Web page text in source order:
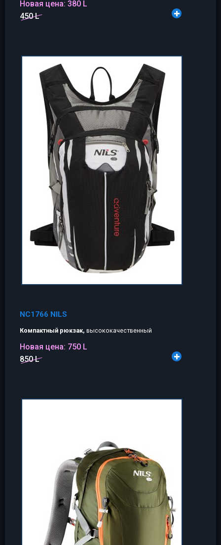
Новая цена: 380 L
450 L
NC1766 NILS
Компактный рюкзак, высококачественный
Новая цена: 750 L
850 L